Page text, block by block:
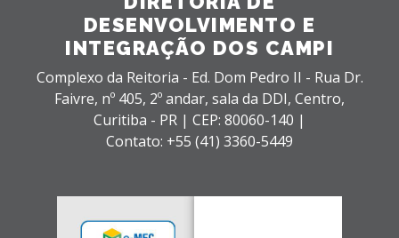
DESENVOLVIMENTO E
INTEGRAÇÃO DOS CAMPI
Complexo da Reitoria - Ed. Dom Pedro II - Rua Dr.
Faivre, nº 405, 2º andar, sala da DDI, Centro,
Curitiba - PR | CEP: 80060-140 |
Contato: +55 (41) 3360-5449